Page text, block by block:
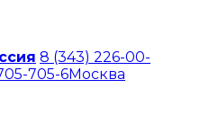
8 (343) 226-00-
705-6Москва